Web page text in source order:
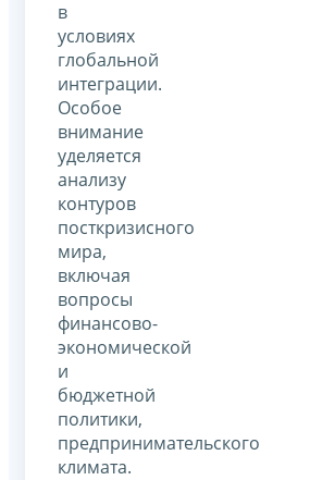
в
условиях
глобальной
интеграции.
Особое
внимание
уделяется
анализу
контуров
посткризисного
мира,
включая
вопросы
финансово-
экономической
и
бюджетной
политики,
предпринимательского
климата.